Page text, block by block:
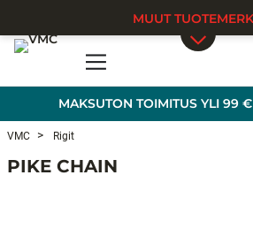
MAKSUTON TOIMITUS YLI 99
MUUT
VMC Rigit
PIKE CHAIN